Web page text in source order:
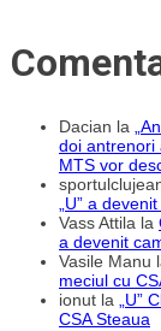
Dacian la
doi antrenori
MTS vor
„U” a
Vass Attila la
a devenit
Vasile Manu
meciul cu
ionut la „U”
CSA Steaua